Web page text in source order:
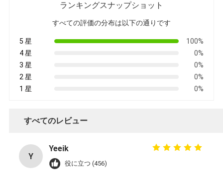
ランキングスナップショット
すべての評価の分布は以下の通りです
5 星
100%
4 星
0%
3 星
0%
2 星
0%
1 星
0%
すべてのレビュー
Y
Yeeik
役に立つ (456)